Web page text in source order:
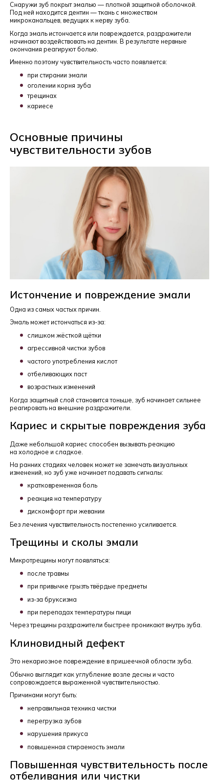
Снаружи зуб покрыт эмалью — плотной защитной оболочкой.
Под ней находится дентин — ткань с множеством
микроканальцев, ведущих к нерву зуба.
Когда эмаль истончается или повреждается, раздражители
начинают воздействовать на дентин. В результате нервные
окончания реагируют болью.
Именно поэтому чувствительность часто появляется:
при стирании эмали
оголении корня зуба
трещинах
кариесе
Основные причины
чувствительности зубов
Истончение и повреждение эмали
Одна из самых частых причин.
Эмаль может истончаться из-за:
слишком жёсткой щётки
агрессивной чистки зубов
частого употребления кислот
отбеливающих паст
возрастных изменений
Когда защитный слой становится тоньше, зуб начинает сильнее
реагировать на внешние раздражители.
Кариес и скрытые повреждения зуба
Даже небольшой кариес способен вызывать реакцию
на холодное и сладкое.
На ранних стадиях человек может не замечать визуальных
изменений, но зуб уже начинает подавать сигналы:
кратковременная боль
реакция на температуру
дискомфорт при жевании
Без лечения чувствительность постепенно усиливается.
Трещины и сколы эмали
Микротрещины могут появляться:
после травмы
при привычке грызть твёрдые предметы
из-за бруксизма
при перепадах температуры пищи
Через трещины раздражители быстрее проникают внутрь зуба.
Клиновидный дефект
Это некариозное повреждение в пришеечной области зуба.
Обычно выглядит как углубление возле десны и часто
сопровождается выраженной чувствительностью.
Причинами могут быть:
неправильная техника чистки
перегрузка зубов
нарушения прикуса
повышенная стираемость эмали
Повышенная чувствительность после
отбеливания или чистки